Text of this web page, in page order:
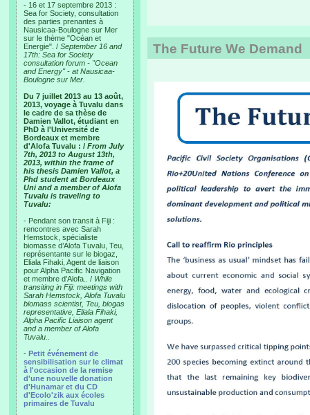
- 16 et 17 septembre 2013 :
Sea for Society, consultation
des parties prenantes à
Nausicaa-Boulogne sur Mer
sur le thème "Océan et
Energie". / September 16 and
17th: Sea for Society
consultation forum - "Ocean
and Energy" - at Nausicaa-
Boulogne sur Mer.
Du 7 juillet 2013 au 13 août,
2013, voyage à Tuvalu dans
le cadre de sa thèse de
Damien Vallot, étudiant en
PhD à l'Université de
Bordeaux et membre
d'Alofa Tuvalu : / From July
7th, 2013 to August 13th,
2013, within the frame of
his thesis Damien Vallot, a
Phd student at Bordeaux
Uni and a member of Alofa
Tuvalu is traveling to
Tuvalu:
- Pendant son transit à Fiji :
rencontres avec Sarah
Hemstock, spécialiste
biomasse d’Alofa Tuvalu, Teu,
représentante sur le biogaz,
Eliala Fihaki, Agent de liaison
pour Alpha Pacific Navigation
et membre d’Alofa.. / While
transiting in Fiji: meetings with
Sarah Hemstock, Alofa Tuvalu
biomass scientist, Teu, biogas
representative, Eliala Fihaki,
Alpha Pacific Liaison agent
and a member of Alofa
Tuvalu..
- Petit événement de
sensibilisation sur le climat
à l'occasion de la remise
d'une nouvelle donation
d'Hunamar et du CD
d'Ecolo'zik aux écoles
primaires de Tuvalu
The Future We Demand